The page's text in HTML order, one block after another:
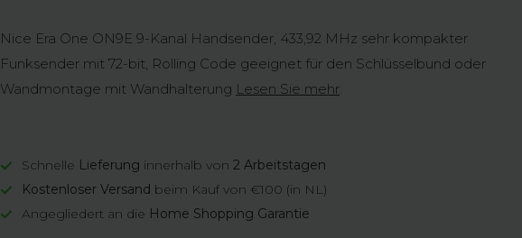
Nice Era One ON9E 9-Kanal Handsender, 433,92 MHz sehr kompakter
Funksender mit 72-bit, Rolling Code geeignet für den Schlüsselbund oder
Wandmontage mit Wandhalterung Lesen Sie mehr.
Schnelle Lieferung innerhalb von2 Arbeitstagen
Kostenloser Versand beim Kauf von €100 (in NL)
Angegliedert an die Home Shopping Garantie